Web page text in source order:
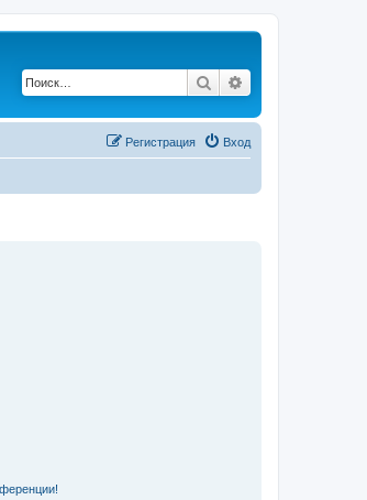
Поиск
Вход
Регистрация